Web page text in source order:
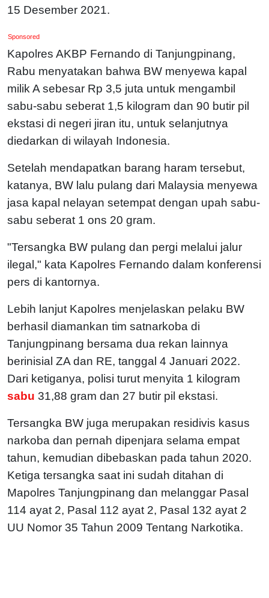
15 Desember 2021.
Sponsored
Kapolres AKBP Fernando di Tanjungpinang,
Rabu menyatakan bahwa BW menyewa kapal
milik A sebesar Rp 3,5 juta untuk mengambil
sabu-sabu seberat 1,5 kilogram dan 90 butir pil
ekstasi di negeri jiran itu, untuk selanjutnya
diedarkan di wilayah Indonesia.
Setelah mendapatkan barang haram tersebut,
katanya, BW lalu pulang dari Malaysia menyewa
jasa kapal nelayan setempat dengan upah sabu-
sabu seberat 1 ons 20 gram.
"Tersangka BW pulang dan pergi melalui jalur
ilegal," kata Kapolres Fernando dalam konferensi
pers di kantornya.
Lebih lanjut Kapolres menjelaskan pelaku BW
berhasil diamankan tim satnarkoba di
Tanjungpinang bersama dua rekan lainnya
berinisial ZA dan RE, tanggal 4 Januari 2022.
Dari ketiganya, polisi turut menyita 1 kilogram
sabu 31,88 gram dan 27 butir pil ekstasi.
Tersangka BW juga merupakan residivis kasus
narkoba dan pernah dipenjara selama empat
tahun, kemudian dibebaskan pada tahun 2020.
Ketiga tersangka saat ini sudah ditahan di
Mapolres Tanjungpinang dan melanggar Pasal
114 ayat 2, Pasal 112 ayat 2, Pasal 132 ayat 2
UU Nomor 35 Tahun 2009 Tentang Narkotika.